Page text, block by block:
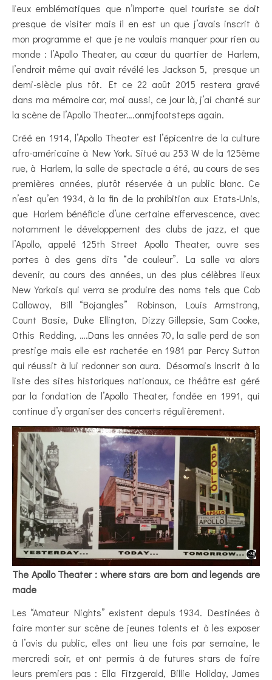
lieux emblématiques que n’importe quel touriste se doit
presque de visiter mais il en est un que j’avais inscrit à
mon programme et que je ne voulais manquer pour rien au
monde : l’Apollo Theater, au cœur du quartier de Harlem,
l’endroit même qui avait révélé les Jackson 5, presque un
demi-siècle plus tôt. Et ce 22 août 2015 restera gravé
dans ma mémoire car, moi aussi, ce jour là, j’ai chanté sur
la scène de l’Apollo Theater….onmjfootsteps again.
Créé en 1914, l’Apollo Theater est l’épicentre de la culture
afro-américaine à New York. Situé au 253 W de la 125ème
rue, à Harlem, la salle de spectacle a été, au cours de ses
premières années, plutôt réservée à un public blanc. Ce
n’est qu’en 1934, à la fin de la prohibition aux Etats-Unis,
que Harlem bénéficie d’une certaine effervescence, avec
notamment le développement des clubs de jazz, et que
l’Apollo, appelé 125th Street Apollo Theater, ouvre ses
portes à des gens dits “de couleur”. La salle va alors
devenir, au cours des années, un des plus célèbres lieux
New Yorkais qui verra se produire des noms tels que Cab
Calloway, Bill “Bojangles” Robinson, Louis Armstrong,
Count Basie, Duke Ellington, Dizzy Gillepsie, Sam Cooke,
Othis Redding, ….Dans les années 70, la salle perd de son
prestige mais elle est rachetée en 1981 par Percy Sutton
qui réussit à lui redonner son aura. Désormais inscrit à la
liste des sites historiques nationaux, ce théâtre est géré
par la fondation de l’Apollo Theater, fondée en 1991, qui
continue d’y organiser des concerts régulièrement.
The Apollo Theater : where stars are born and legends are
made
Les “Amateur Nights” existent depuis 1934. Destinées à
faire monter sur scène de jeunes talents et à les exposer
à l’avis du public, elles ont lieu une fois par semaine, le
mercredi soir, et ont permis à de futures stars de faire
leurs premiers pas : Ella Fitzgerald, Billie Holiday, James